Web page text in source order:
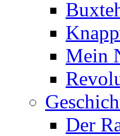
Mein
Der